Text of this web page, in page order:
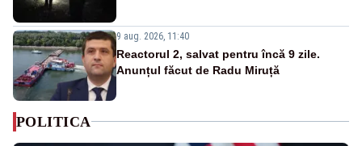
9 aug. 2026, 11:40
Reactorul 2, salvat pentru încă 9 zile.
Anunțul făcut de Radu Miruță
POLITICA